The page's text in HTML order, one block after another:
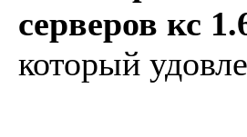
серверов кс
который